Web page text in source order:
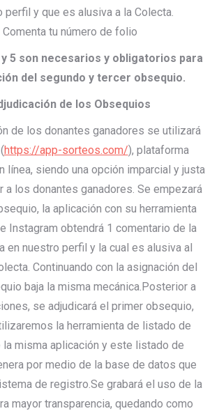
perfil y que es alusiva a la Colecta.
Comenta tu número de folio
y 5 son necesarios y obligatorios para
del segundo y tercer obsequio.
de los Obsequios
de los donantes ganadores se utilizará
https://app-sorteos.com/), plataforma
línea, siendo una opción imparcial y justa
a los donantes ganadores. Se empezará
la aplicación con su herramienta
Instagram obtendrá 1 comentario de la
en nuestro perfil y la cual es alusiva al
Continuando con la asignación del
baja la misma mecánica.Posterior a
se adjudicará el primer obsequio,
la herramienta de listado de
la misma aplicación y este listado de
por medio de la base de datos que
de registro.Se grabará el uso de la
mayor transparencia, quedando como